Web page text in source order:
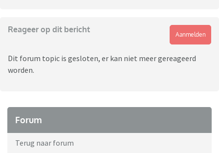
Reageer op dit bericht
Aanmelden
Dit forum topic is gesloten, er kan niet meer gereageerd
worden.
Forum
Terug naar forum